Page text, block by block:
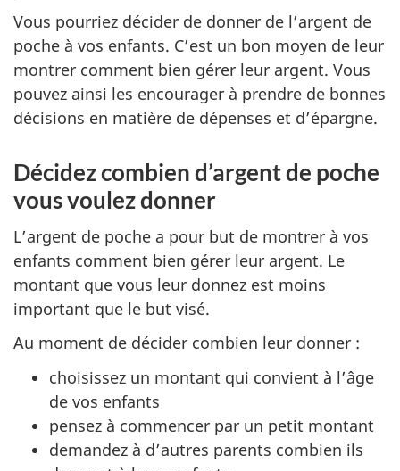
Vous pourriez décider de donner de l’argent de
poche à vos enfants. C’est un bon moyen de leur
montrer comment bien gérer leur argent. Vous
pouvez ainsi les encourager à prendre de bonnes
décisions en matière de dépenses et d’épargne.
Décidez combien d’argent de poche
vous voulez donner
L’argent de poche a pour but de montrer à vos
enfants comment bien gérer leur argent. Le
montant que vous leur donnez est moins
important que le but visé.
Au moment de décider combien leur donner :
choisissez un montant qui convient à l’âge
de vos enfants
pensez à commencer par un petit montant
demandez à d’autres parents combien ils